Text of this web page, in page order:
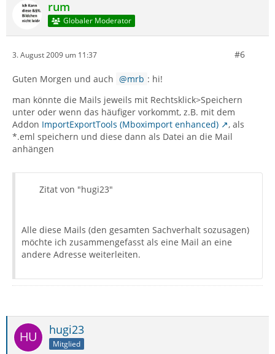
rum
Globaler Moderator
3. August 2009 um 11:37 #6
Guten Morgen und auch mrb : hi!
man könnte die Mails jeweils mit Rechtsklick>Speichern
unter oder wenn das häufiger vorkommt, z.B. mit dem
Addon ImportExportTools (Mboximport enhanced)
, als
*.eml speichern und diese dann als Datei an die Mail
anhängen
Zitat von "hugi23"
Alle diese Mails (den gesamten Sachverhalt sozusagen)
möchte ich zusammengefasst als eine Mail an eine
andere Adresse weiterleiten.
hugi23
Mitglied